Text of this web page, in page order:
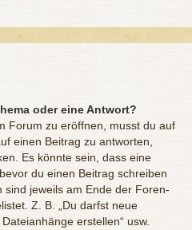
oder eine Antwort?
Forum zu eröffnen, musst du auf
einen Beitrag zu antworten,
Es könnte sein, dass eine
du einen Beitrag schreiben
sind jeweils am Ende der Foren-
Z. B. „Du darfst neue
erstellen“ usw.